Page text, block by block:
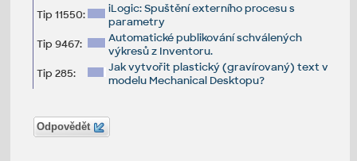
Tip 11550:
iLogic: Spuštění externího procesu s
parametry
Tip 9467:
Automatické publikování schválených
výkresů z Inventoru.
Tip 285:
Jak vytvořit plastický (gravírovaný) text v
modelu Mechanical Desktopu?
Odpovědět